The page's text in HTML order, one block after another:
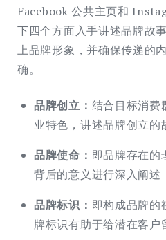
Facebook 公共主页和
下四个方面入手讲述品牌故
上品牌形象，并确保传递的
确。
品牌创立： 结合目标消费
业特色，讲述品牌创立的
品牌使命： 即品牌存在的
背后的意义进行深入阐述
品牌标识： 即构成品牌的
牌标识有助于给潜在客户